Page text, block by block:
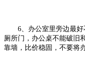
6、办公室里旁边最好
厕所门，办公桌不能破旧
靠墙，比价稳固，不要将